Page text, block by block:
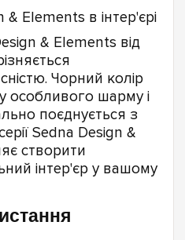
& Elements від
Чорний колір
особливого шарму і
поєднується з
Sedna Design &
створити
інтер'єр у вашому